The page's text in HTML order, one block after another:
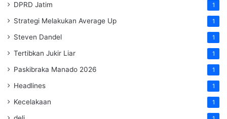
DPRD Jatim 1
Strategi Melakukan Average Up 1
Steven Dandel 1
Tertibkan Jukir Liar 1
Paskibraka Manado 2026 1
Headlines 1
Kecelakaan 1